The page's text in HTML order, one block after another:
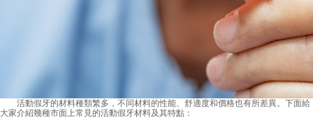
活動假牙的材料種類繁多，不同材料的性能、舒適度和價格也有所差異。下面給
大家介紹幾種市面上常見的活動假牙材料及其特點：